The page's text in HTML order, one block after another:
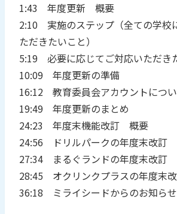
1:43 年度更新 概要
2:10 実施のステップ（全ての学校
ただきたいこと）
5:19 必要に応じてご対応いただき
10:09 年度更新の準備
16:12 教育委員会アカウントにつ
19:49 年度更新のまとめ
24:23 年度末機能改訂 概要
24:56 ドリルパークの年度末改訂
27:34 まるぐランドの年度末改訂
28:45 オクリンクプラスの年度末
36:18 ミライシードからのお知らせ